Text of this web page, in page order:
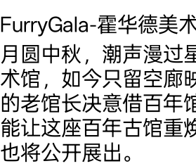
FurryGala-霍华德美
月圆中秋，潮声漫过
术馆，如今只留空廊
的老馆长决意借百年
能让这座百年古馆重
也将公开展出。